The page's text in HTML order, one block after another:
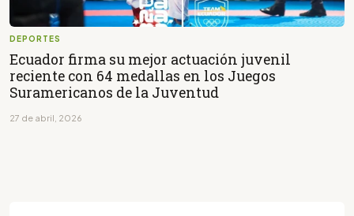
DEPORTES
Ecuador firma su mejor actuación juvenil
reciente con 64 medallas en los Juegos
Suramericanos de la Juventud
27 de abril, 2026